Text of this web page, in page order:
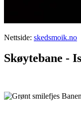
Nettside: skedsmoik.no
Skøytebane -